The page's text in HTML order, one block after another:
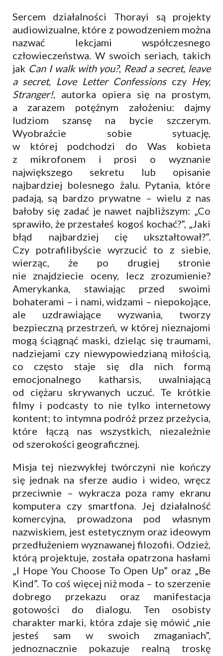
Sercem działalności Thorayi są projekty
audiowizualne, które z powodzeniem można
nazwać lekcjami współczesnego
człowieczeństwa. W swoich seriach, takich
jak Can I walk with you?, Read a secret, leave
a secret, Love Letter Confessionsczy Hey,
Stranger!, autorka opiera się na prostym,
a zarazem potężnym założeniu: dajmy
ludziom szansę na bycie szczerym.
Wyobraźcie sobie sytuację,
w której podchodzi do Was kobieta
z mikrofonem i prosi o wyznanie
największego sekretu lub opisanie
najbardziej bolesnego żalu. Pytania, które
padają, są bardzo prywatne – wielu z nas
bałoby się zadać je nawet najbliższym: „Co
sprawiło, że przestałeś kogoś kochać?”, „Jaki
błąd najbardziej cię ukształtował?”.
Czy potrafilibyście wyrzucić to z siebie,
wierząc, że po drugiej stronie
nie znajdziecie oceny, lecz zrozumienie?
Amerykanka, stawiając przed swoimi
bohaterami – i nami, widzami – niepokojące,
ale uzdrawiające wyzwania, tworzy
bezpieczną przestrzeń, w której nieznajomi
mogą ściągnąć maski, dzieląc się traumami,
nadziejami czy niewypowiedzianą miłością,
co często staje się dla nich formą
emocjonalnego katharsis, uwalniającą
od ciężaru skrywanych uczuć. Te krótkie
filmy i podcasty to nie tylko internetowy
kontent; to intymna podróż przez przeżycia,
które łączą nas wszystkich, niezależnie
od szerokości geograficznej.
Misja tej niezwykłej twórczyni nie kończy
się jednak na sferze audio i wideo, wręcz
przeciwnie – wykracza poza ramy ekranu
komputera czy smartfona. Jej działalność
komercyjna, prowadzona pod własnym
nazwiskiem, jest estetycznym oraz ideowym
przedłużeniem wyznawanej filozofii. Odzież,
którą projektuje, została opatrzona hasłami
„I Hope You Choose To Open Up” oraz „Be
Kind”. To coś więcej niż moda – to szerzenie
dobrego przekazu oraz manifestacja
gotowości do dialogu. Ten osobisty
charakter marki, która zdaje się mówić „nie
jesteś sam w swoich zmaganiach”,
jednoznacznie pokazuje realną troskę